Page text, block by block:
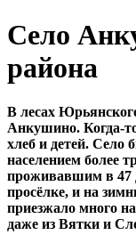
Село
района
В лесах
Анкушино. Когда-
хлеб и детей. Село
населением более
проживавшим в 47
просёлке, и на
приезжало много
даже из Вятки и